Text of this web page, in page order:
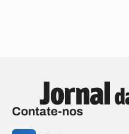
Contate-nos